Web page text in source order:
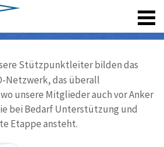
Stützpunktleiter bilden das
Netzwerk, das überall
unsere Mitglieder auch vor Anker
bei Bedarf Unterstützung und
Etappe ansteht.